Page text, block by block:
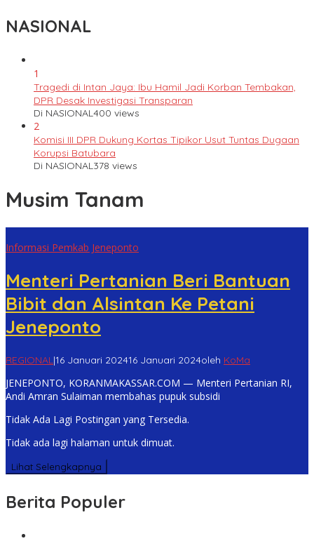
NASIONAL
1
Tragedi di Intan Jaya: Ibu Hamil Jadi Korban Tembakan,
DPR Desak Investigasi Transparan
Di NASIONAL400 views
2
Komisi III DPR Dukung Kortas Tipikor Usut Tuntas Dugaan
Korupsi Batubara
Di NASIONAL378 views
Musim Tanam
Informasi Pemkab Jeneponto
Menteri Pertanian Beri Bantuan
Bibit dan Alsintan Ke Petani
Jeneponto
REGIONAL|16 Januari 202416 Januari 2024oleh KoMa
JENEPONTO, KORANMAKASSAR.COM — Menteri Pertanian RI,
Andi Amran Sulaiman membahas pupuk subsidi
Tidak Ada Lagi Postingan yang Tersedia.
Tidak ada lagi halaman untuk dimuat.
Lihat Selengkapnya
Berita Populer